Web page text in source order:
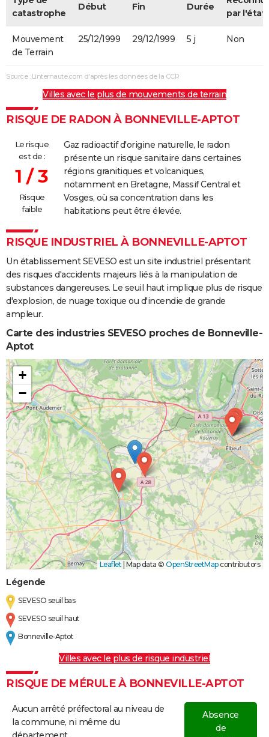
catastrophe
Début Fin Durée
par l'état
Mouvement
de Terrain
25/12/1999 29/12/1999 5 j Non
Source : Linternaute.com d'après les données de la CCR
Villes avec le plus de mouvements de terrain
RISQUE DE RADON À BONNEVILLE-APTOT
Le risque
est de :
1 / 3
Risque
faible
Gaz radioactif d'origine naturelle, le radon
présente un risque sanitaire dans certaines
régions granitiques et volcaniques,
notamment en Bretagne, Massif Central et
Vosges, où sa concentration dans les
habitations peut être élevée.
RISQUE INDUSTRIEL À BONNEVILLE-APTOT
Un établissement SEVESO est un site industriel présentant
des risques d'accidents majeurs liés à la manipulation de
substances dangereuses. Le seuil haut implique plus de risque
d'explosion, de nuage toxique ou d'incendie de grande
ampleur.
Carte des industries SEVESO proches de Bonneville-
Aptot
+
−
Leaflet Map data © OpenStreetMapcontributors
Légende
SEVESO seuil bas
SEVESO seuil haut
Bonneville-Aptot
Villes avec le plus de risque industriel
RISQUE DE MÉRULE À BONNEVILLE-APTOT
Aucun arrêté préfectoral au niveau de
la commune, ni même du
Absence
de